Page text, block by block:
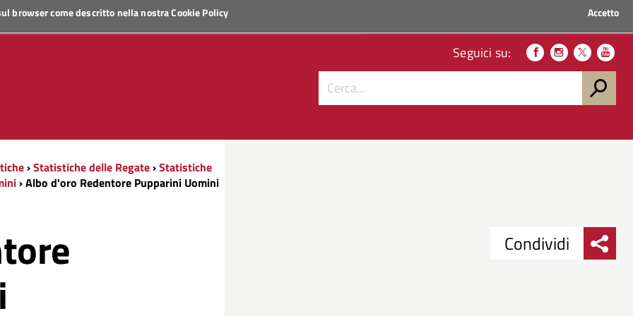
browser come descritto nella nostraCookie Policy Accetto
Seguici su:
›Statistiche delle Regate›Statistiche
› Albo d'oro Redentore Pupparini Uomini
Condividi